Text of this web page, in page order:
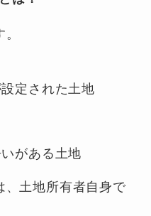
定された土地
がある土地
、土地所有者自身で